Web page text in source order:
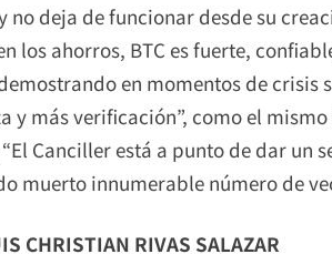
no deja de funcionar desde su
los ahorros, BTC es fuerte,
en momentos de crisis
y más verificación”, como el
Canciller está a punto de dar un
muerto innumerable número de
CHRISTIAN RIVAS SALAZAR